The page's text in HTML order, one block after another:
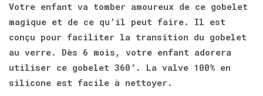
Votre enfant va tomber amoureux de ce gobelet
magique et de ce qu’il peut faire. Il est
conçu pour faciliter la transition du gobelet
au verre. Dès 6 mois, votre enfant adorera
utiliser ce gobelet 360°. La valve 100% en
silicone est facile à nettoyer.